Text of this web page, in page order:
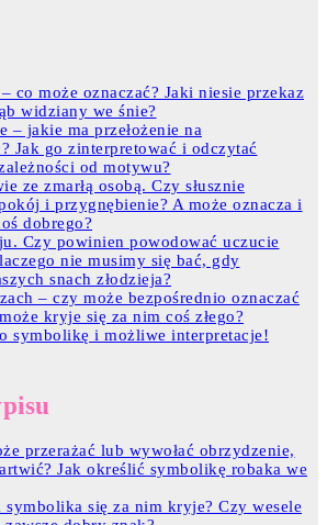
co może oznaczać? Jaki niesie przekaz
widziany we śnie?
– jakie ma przełożenie na
Jak go zinterpretować i odczytać
od motywu?
ze zmarłą osobą. Czy słusznie
i przygnębienie? A może oznacza i
dobrego?
Czy powinien powodować uczucie
nie musimy się bać, gdy
snach złodzieja?
– czy może bezpośrednio oznaczać
kryje się za nim coś złego?
symbolikę i możliwe interpretacje!
przerażać lub wywołać obrzydzenie,
Jak określić symbolikę robaka we
symbolika się za nim kryje? Czy wesele